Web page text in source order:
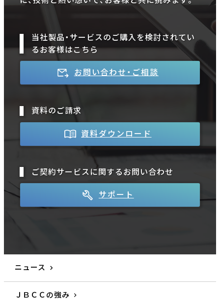
当社製品・サービスのご購入を検討されてい
るお客様はこちら
お問い合わせ・ご相談
資料のご請求
資料ダウンロード
ご契約サービスに関するお問い合わせ
サポート
ニュース
ＪＢＣＣの強み